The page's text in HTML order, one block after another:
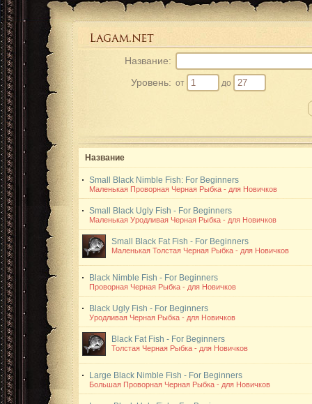
Название:
Уровень: от до
Название
Small Black Nimble Fish: For Beginners
Маленькая Проворная Черная Рыбка - для Новичков
Small Black Ugly Fish - For Beginners
Маленькая Уродливая Черная Рыбка - для Новичков
Small Black Fat Fish - For Beginners
Маленькая Толстая Черная Рыбка - для Новичков
Black Nimble Fish - For Beginners
Проворная Черная Рыбка - для Новичков
Black Ugly Fish - For Beginners
Уродливая Черная Рыбка - для Новичков
Black Fat Fish - For Beginners
Толстая Черная Рыбка - для Новичков
Large Black Nimble Fish - For Beginners
Большая Проворная Черная Рыбка - для Новичков